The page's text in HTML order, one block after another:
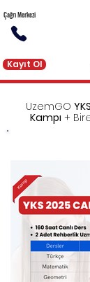
Kayıt Ol
Çağrı Merkezi
UzemGO
Kampı +